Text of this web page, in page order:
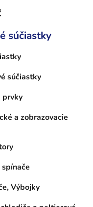
súčiastky
súčiastky
prvky
a zobrazovacie
Výbojky